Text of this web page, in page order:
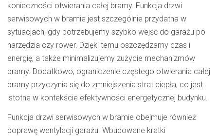
konieczności otwierania całej bramy. Funkcja drzwi
serwisowych w bramie jest szczególnie przydatna w
sytuacjach, gdy potrzebujemy szybko wejść do garażu po
narzędzia czy rower. Dzięki temu oszczędzamy czas i
energię, a także minimalizujemy zużycie mechanizmów
bramy. Dodatkowo, ograniczenie częstego otwierania całej
bramy przyczynia się do zmniejszenia strat ciepła, co jest
istotne w kontekście efektywności energetycznej budynku.
Funkcja drzwi serwisowych w bramie obejmuje również
poprawę wentylacji garażu. Wbudowane kratki